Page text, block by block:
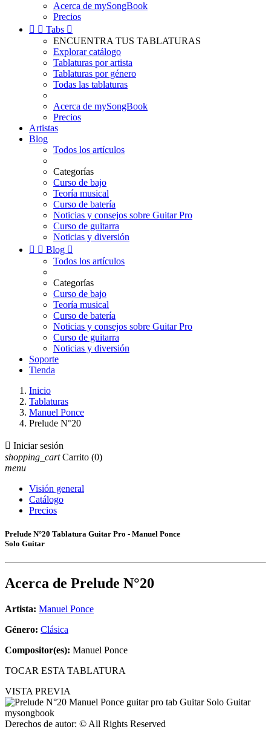
Acerca de mySongBook
Precios
  Tabs 
ENCUENTRA TUS TABLATURAS
Explorar catálogo
Tablaturas por artista
Tablaturas por género
Todas las tablaturas
Acerca de mySongBook
Precios
Artistas
Blog
Todos los artículos
Categorías
Curso de bajo
Teoría musical
Curso de batería
Noticias y consejos sobre Guitar Pro
Curso de guitarra
Noticias y diversión
  Blog 
Todos los artículos
Categorías
Curso de bajo
Teoría musical
Curso de batería
Noticias y consejos sobre Guitar Pro
Curso de guitarra
Noticias y diversión
Soporte
Tienda
Inicio
Tablaturas
Manuel Ponce
Prelude N°20
 Iniciar sesión
shopping_cart Carrito (0)
menu
Visión general
Catálogo
Precios
Prelude N°20 Tablatura Guitar Pro - Manuel Ponce
Solo Guitar
Acerca de Prelude N°20
Artista: Manuel Ponce
Género: Clásica
Compositor(es): Manuel Ponce
TOCAR ESTA TABLATURA
VISTA PREVIA
Derechos de autor: © All Rights Reserved